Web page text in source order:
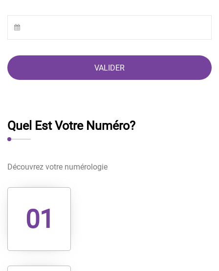
VALIDER
Quel Est Votre Numéro?
Découvrez votre numérologie
01